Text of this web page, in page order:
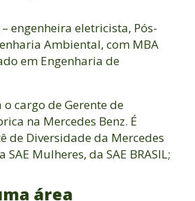
– engenheira eletricista, Pós-
Ambiental, com MBA
em Engenharia de
cargo de Gerente de
na Mercedes Benz. É
de Diversidade da Mercedes
Mulheres, da SAE BRASIL;
área